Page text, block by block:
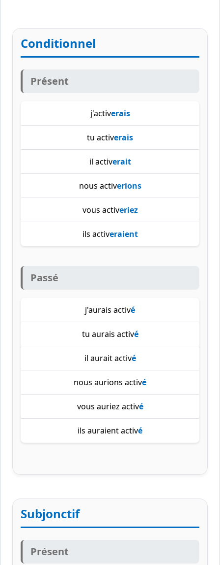
Conditionnel
Présent
j'activerais
tu activerais
il activerait
nous activerions
vous activeriez
ils activeraient
Passé
j'aurais activé
tu aurais activé
il aurait activé
nous aurions activé
vous auriez activé
ils auraient activé
Subjonctif
Présent